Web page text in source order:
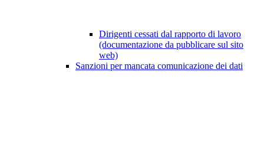
Dirigenti cessati dal rapporto di lavoro
(documentazione da pubblicare sul sito
web)
Sanzioni per mancata comunicazione dei dati